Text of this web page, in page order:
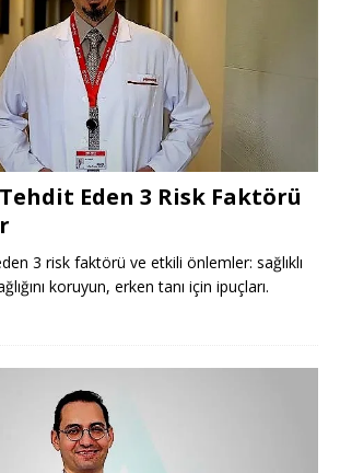
Eden 3 Risk Faktörü
3 risk faktörü ve etkili önlemler: sağlıklı
koruyun, erken tanı için ipuçları.